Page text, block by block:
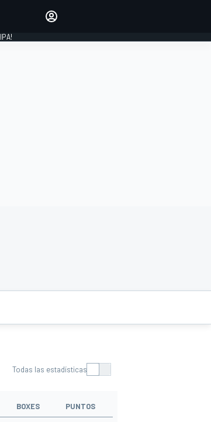
Todas las estadísticas
BOXES PUNTOS